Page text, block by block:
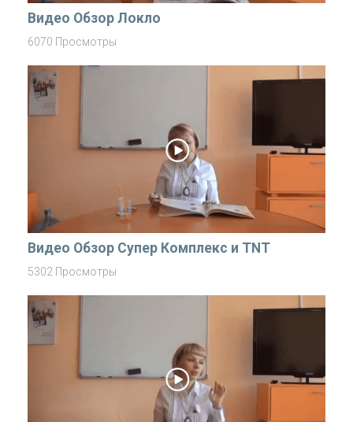
Видео Обзор Локло
6070 Просмотры
Видео Обзор Супер Комплекс и TNT
5302 Просмотры